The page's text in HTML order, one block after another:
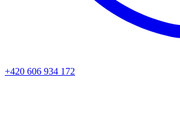
+420 606 934 172